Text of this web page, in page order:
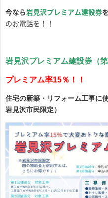
今なら岩見沢プレミアム建設券
のお電話を！！
岩見沢プレミアム建設券（第
プレミアム率15％！！
住宅の新築・リフォーム工事に
岩見沢市民限定）